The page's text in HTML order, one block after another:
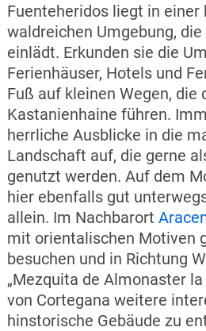
Fuenteheridos liegt in einer
waldreichen Umgebung,
einlädt. Erkunden sie die
Ferienhäuser, Hotels und
Fuß auf kleinen Wegen, die
Kastanienhaine führen.
herrliche Ausblicke in die
Landschaft auf, die gerne
genutzt werden. Auf dem
hier ebenfalls gut
allein. Im Nachbarort
mit orientalischen Motiven
besuchen und in Richtung
„Mezquita de Almonaster la
von Cortegana weitere
hinstorische Gebäude zu